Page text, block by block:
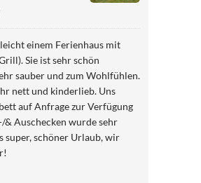
einem Ferienhaus mit
Sie ist sehr schön
sauber und zum Wohlfühlen.
nett und kinderlieb. Uns
auf Anfrage zur Verfügung
& Auschecken wurde sehr